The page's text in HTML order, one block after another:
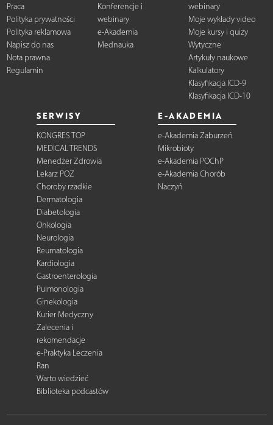
Praca
Polityka prywatności
Polityka reklamowa
Napisz do nas
Nota prawna
Regulamin
Konferencje i
webinary
e-Akademia
Mednauka
webinary
Moje wykłady video
Moje kursy i quizy
Wytyczne
Artykuły naukowe
Kalkulatory
Klasyfikacja ICD-9
Klasyfikacja ICD-10
SERWISY
KONGRES TOP
MEDICAL TRENDS
Menedżer Zdrowia
Lekarz POZ
Choroby rzadkie
Dermatologia
Diabetologia
Onkologia
Neurologia
Reumatologia
Kardiologia
Gastroenterologia
Pulmonologia
Ginekologia
Kurier Medyczny
Zalecenia i
rekomendacje
e-Praktyka Leczenia
Ran
Warto wiedzieć
Biblioteka podcastów
E-AKADEMIA
e-Akademia Zaburzeń
Mikrobioty
e-Akademia POChP
e-Akademia Chorób
Naczyń